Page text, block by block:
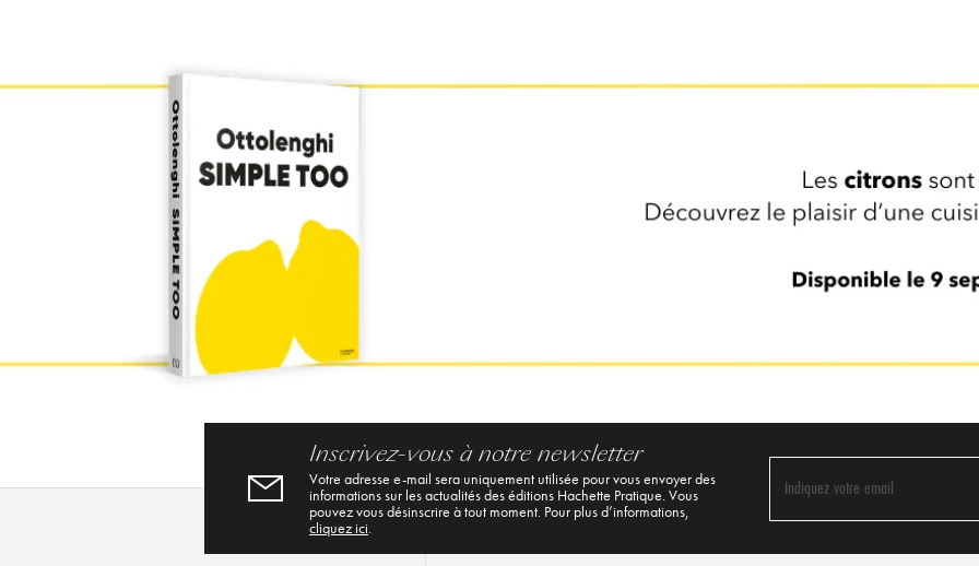
Inscrivez-vous à notre newsletter
Votre adresse e-mail sera uniquement utilisée pour vous envoyer des
informations sur les actualités des éditions Hachette Pratique. Vous
pouvez vous désinscrire à tout moment. Pour plus d’informations,
cliquez ici.
Indiquez votre email